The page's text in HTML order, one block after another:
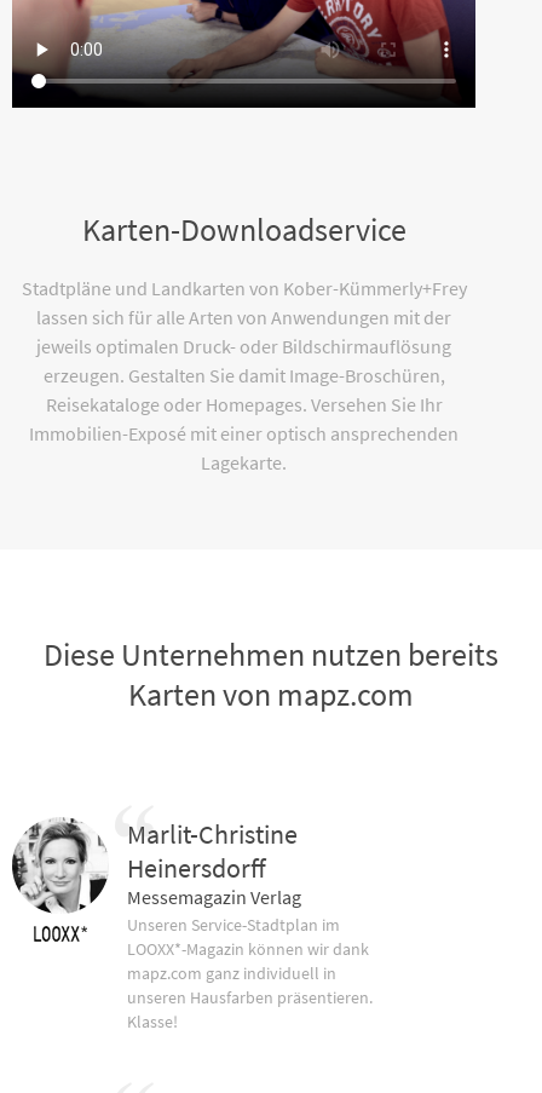
Karten-Downloadservice
Stadtpläne und Landkarten von Kober-Kümmerly+Frey
lassen sich für alle Arten von Anwendungen mit der
jeweils optimalen Druck- oder Bildschirmauflösung
erzeugen. Gestalten Sie damit Image-Broschüren,
Reisekataloge oder Homepages. Versehen Sie Ihr
Immobilien-Exposé mit einer optisch ansprechenden
Lagekarte.
Diese Unternehmen nutzen bereits
Karten von mapz.com
Marlit-Christine
Heinersdorff
Messemagazin Verlag
Unseren Service-Stadtplan im
LOOXX*-Magazin können wir dank
mapz.com ganz individuell in
unseren Hausfarben präsentieren.
Klasse!